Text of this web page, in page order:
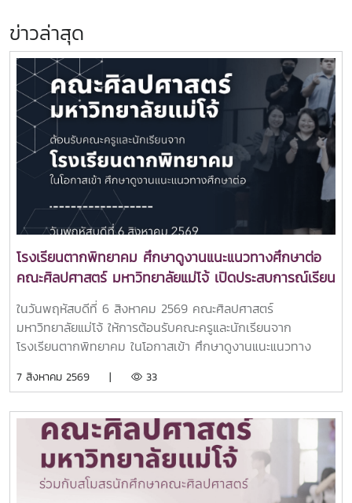
ข่าวล่าสุด
โรงเรียนตากพิทยาคม ศึกษาดูงานแนะแนวทางศึกษาต่อ
คณะศิลปศาสตร์ มหาวิทยาลัยแม่โจ้ เปิดประสบการณ์เรียน
รู้หลักสูตรระดับอุดมศึกษา
ในวันพฤหัสบดีที่ 6 สิงหาคม 2569 คณะศิลปศาสตร์
มหาวิทยาลัยแม่โจ้ ให้การต้อนรับคณะครูและนักเรียนจาก
โรงเรียนตากพิทยาคม ในโอกาสเข้า ศึกษาดูงานแนะแนวทาง
ศิลปศาสตร์ เพื่อเปิดโลกทัศน์และสร้างแรงบันดาลใจในการศึกษา
นี้ ผู้ช่วยศาสตราจารย์ ดร.ปารดา เดชะประทุมวัน รองคณบดี
คณะศิลปศาสตร์ ให้เกียรติเป็นประธานกล่าวต้อนรับ พร้อมนำทีม
คณาจารย์ทุกหลักสูตรฯ เข้าแนะนำข้อมูลเกี่ยวกับแนวทางการ
เรียนการสอน และโอกาสในการประกอบอาชีพของแต่ละหลักสูตร
พร้อมทั้งยังเข้าร่วมเยี่ยมชมศูนย์นวัตกรรมการสื่อสารและการ
7 สิงหาคม 2569 | 33